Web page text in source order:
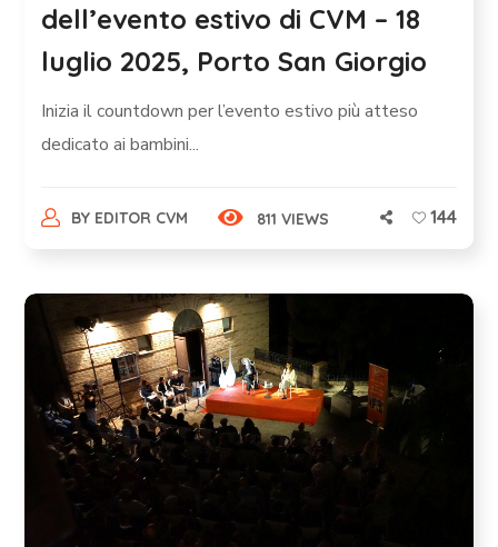
dell’evento estivo di CVM – 18
luglio 2025, Porto San Giorgio
Inizia il countdown per l’evento estivo più atteso
dedicato ai bambini...
BY EDITOR CVM 811 VIEWS 144